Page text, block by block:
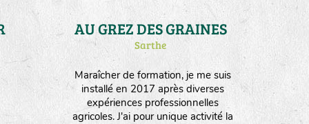
Maraîcher de formation, je me suis
installé en 2017 après diverses
expériences professionnelles
agricoles. J'ai pour unique activité la
AU GREZ DES GRAINES
Sarthe